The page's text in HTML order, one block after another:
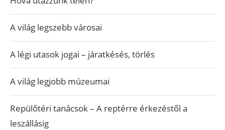
A világ legszebb városai
A légi utasok jogai – járatkésés, törlés
A világ legjobb múzeumai
Repülőtéri tanácsok – A reptérre érkezéstől a
leszállásig